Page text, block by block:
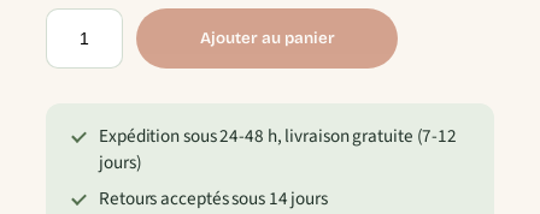
p
r
i
x
q
Ajouter au panier
Expédition sous 24-48 h, livraison gratuite (7-12
jours)
Retours acceptés sous 14 jours